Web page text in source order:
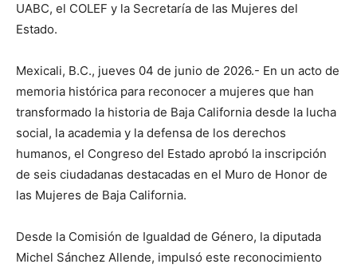
UABC, el COLEF y la Secretaría de las Mujeres del
Estado.
Mexicali, B.C., jueves 04 de junio de 2026.- En un acto de
memoria histórica para reconocer a mujeres que han
transformado la historia de Baja California desde la lucha
social, la academia y la defensa de los derechos
humanos, el Congreso del Estado aprobó la inscripción
de seis ciudadanas destacadas en el Muro de Honor de
las Mujeres de Baja California.
Desde la Comisión de Igualdad de Género, la diputada
Michel Sánchez Allende, impulsó este reconocimiento